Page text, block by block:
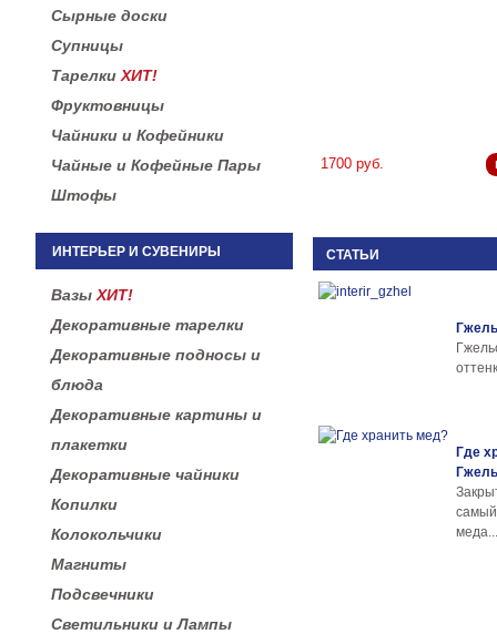
Сырные доски
Супницы
Тарелки ХИТ!
Фруктовницы
Чайники и Кофейники
Чайные и Кофейные Пары
Штофы
ИНТЕРЬЕР И СУВЕНИРЫ
Вазы ХИТ!
Декоративные тарелки
Декоративные подносы и
блюда
Декоративные картины и
плакетки
Декоративные чайники
Копилки
Колокольчики
Магниты
Подсвечники
Светильники и Лампы
1700 руб.
СТАТЬИ
Где
Гжель
меда...